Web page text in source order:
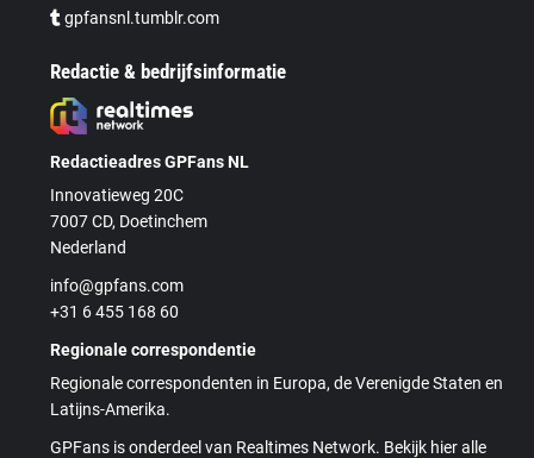
gpfansnl.tumblr.com
Redactie & bedrijfsinformatie
Redactieadres GPFans NL
Innovatieweg 20C
7007 CD, Doetinchem
Nederland
info@gpfans.com
+31 6 455 168 60
Regionale correspondentie
Regionale correspondenten in Europa, de Verenigde Staten en
Latijns-Amerika.
GPFans is onderdeel van Realtimes Network. Bekijk hier alle